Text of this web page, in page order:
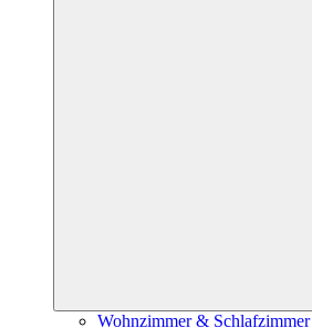
Wohnzimmer & Schlafzimmer